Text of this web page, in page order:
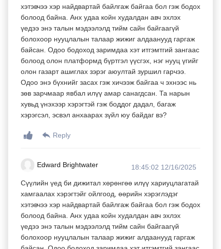
хэтэвчээ хэр найдвартай байлгаж байгаа бол гэж бодох
болоод байна. Анх удаа койн худалдан авч эхлэх
үедээ энэ талын мэдээлэлд тийм сайн байгаагүй
болохоор нууцлалын талаар жижиг алдаанууд гаргаж
байсан. Одоо бодоход заримдаа хэт итгэмтгий зангаас
болоод олон платформд бүртгэл үүсгэх, нэг нууц үгийг
олон газарт ашиглах зэрэг аюултай зуршил гарчээ.
Одоо энэ бүхнийг засах гэж хичээж байгаа ч эхнээс нь
зөв зарчмаар явбал илүү амар санагдсан. Та нарын
хувьд үнэхээр хэрэгтэй гэж боддог дадал, багаж
хэрэгсэл, эсвэл анхаарах зүйл юу байдаг вэ?
Reply
Edward Brightwater
18:45:02 12/16/2025
Сүүлийн үед би дижитал хөрөнгөө илүү хариуцлагатай
хамгаалах хэрэгтэйг ойлгоод, өөрийн хэрэглэдэг
хэтэвчээ хэр найдвартай байлгаж байгаа бол гэж бодох
болоод байна. Анх удаа койн худалдан авч эхлэх
үедээ энэ талын мэдээлэлд тийм сайн байгаагүй
болохоор нууцлалын талаар жижиг алдаанууд гаргаж